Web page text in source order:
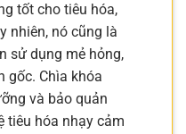
tốt cho tiêu hóa,
nhiên, nó cũng là
sử dụng mẻ hỏng,
gốc. Chìa khóa
và bảo quản
tiêu hóa nhạy cảm